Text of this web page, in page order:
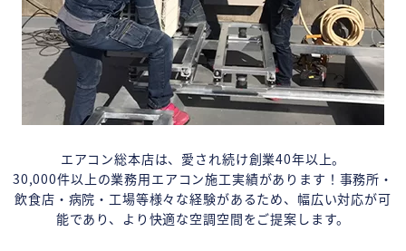
エアコン総本店は、愛され続け創業40年以上。
30,000件以上の業務用エアコン施工実績があります！事務所・
飲食店・病院・工場等様々な経験があるため、幅広い対応が可
能であり、より快適な空調空間をご提案します。